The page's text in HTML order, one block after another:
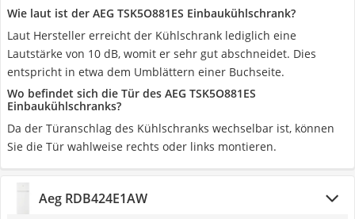
Wie laut ist der AEG TSK5O881ES Einbaukühlschrank?
Laut Hersteller erreicht der Kühlschrank lediglich eine
Lautstärke von 10 dB, womit er sehr gut abschneidet. Dies
entspricht in etwa dem Umblättern einer Buchseite.
Wo befindet sich die Tür des AEG TSK5O881ES
Einbaukühlschranks?
Da der Türanschlag des Kühlschranks wechselbar ist, können
Sie die Tür wahlweise rechts oder links montieren.
Aeg RDB424E1AW